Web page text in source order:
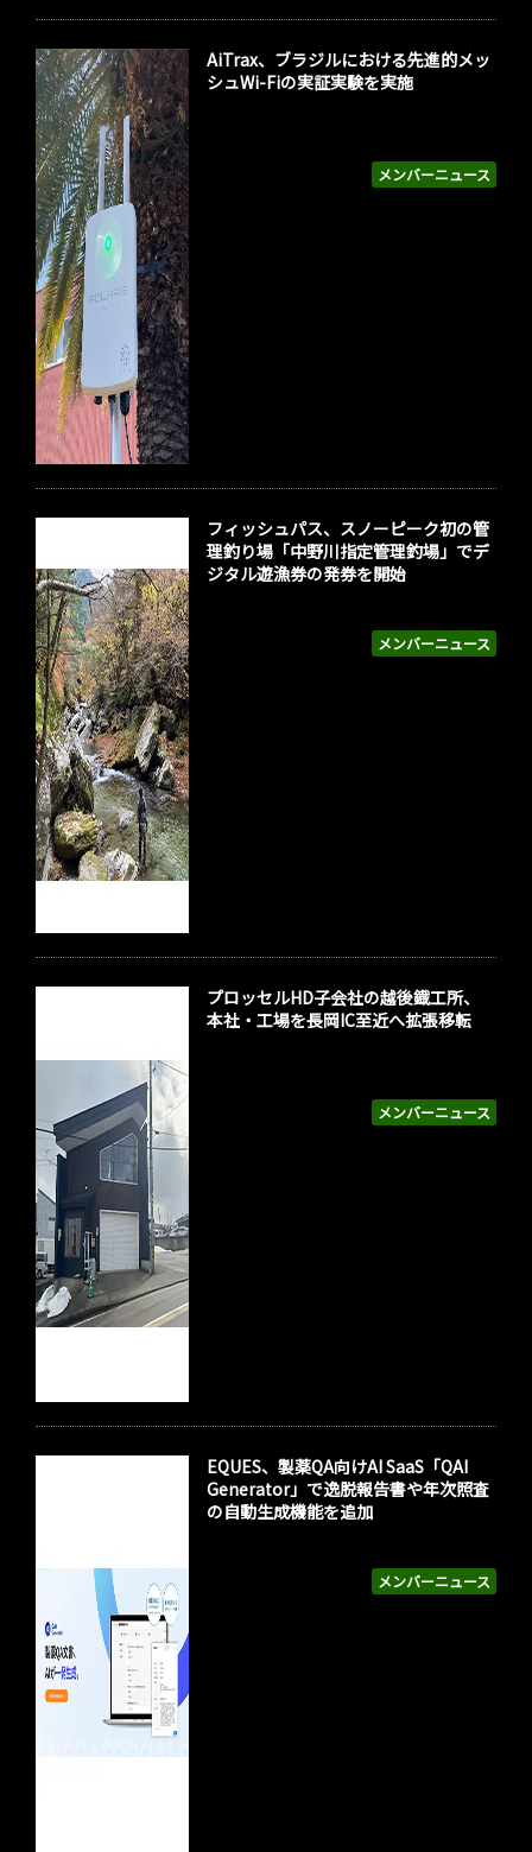
メンバーニュース
AiTrax、ブラジルにおける先進的メッ
シュWi-Fiの実証実験を実施
メンバーニュース
フィッシュパス、スノーピーク初の管
理釣り場「中野川指定管理釣場」でデ
ジタル遊漁券の発券を開始
メンバーニュース
プロッセルHD子会社の越後鐡工所、
本社・工場を長岡IC至近へ拡張移転
メンバーニュース
EQUES、製薬QA向けAI SaaS「QAI
Generator」で逸脱報告書や年次照査
の自動生成機能を追加